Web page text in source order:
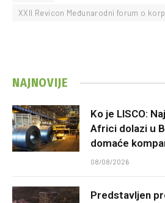
XXII Revicon Međunarodni forum o
NAJNOVIJE
Ko je LISCO:
Africi dolazi u
domaće
08/08/2026
Predstavljen